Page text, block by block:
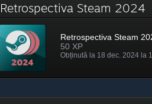
Retrospectiva Steam 2024
Retrospectiva Steam
50 XP
Obținută la 18 dec. 2024 la